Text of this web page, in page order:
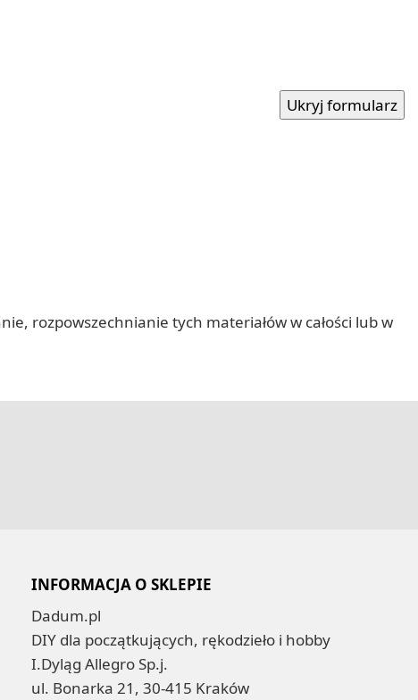
rozpowszechnianie tych materiałów w całości lub w
INFORMACJA O SKLEPIE
Dadum.pl
DIY dla początkujących, rękodzieło i hobby
I.Dyląg Allegro Sp.j.
ul. Bonarka 21, 30-415 Kraków